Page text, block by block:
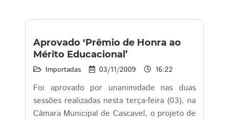
Aprovado ‘Prêmio de Honra ao
Mérito Educacional’
Importadas 03/11/2009 16:22
Foi aprovado por unanimidade nas duas
sessões realizadas nesta terça-feira (03), na
Câmara Municipal de Cascavel, o projeto de